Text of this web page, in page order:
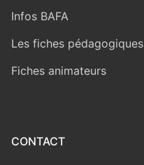
Infos BAFA
Les fiches pédagogiques
Fiches animateurs
CONTACT